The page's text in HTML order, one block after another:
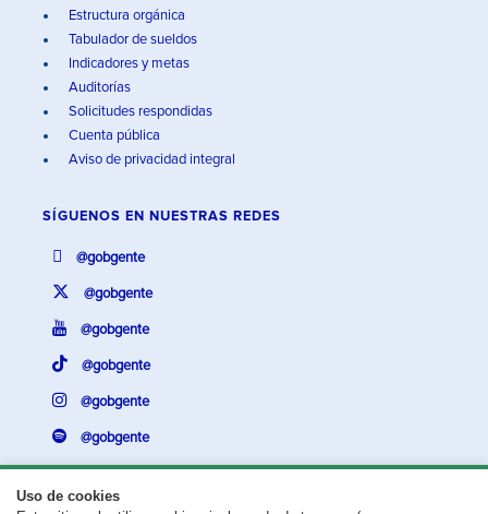
Uso de cookies
Estructura orgánica
Tabulador de sueldos
Indicadores y metas
Auditorías
Solicitudes respondidas
Cuenta pública
Aviso de privacidad integral
SÍGUENOS EN NUESTRAS REDES
@gobgente
@gobgente
@gobgente
@gobgente
@gobgente
@gobgente